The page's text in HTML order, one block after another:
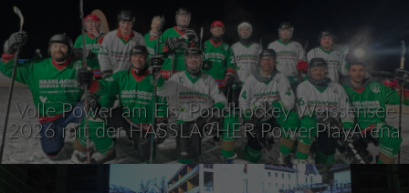
Volle Power am Eis: Pondhockey Weissensee
2026 mit der HASSLACHER PowerPlayArena